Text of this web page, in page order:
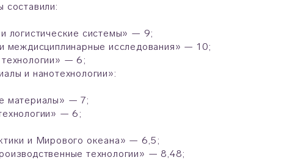
составили:
логистические системы» — 9;
междисциплинарные исследования» — 10;
— 6;
и нанотехнологии»:
материалы» — 7;
— 6;
и Мирового океана» — 6,5;
технологии» — 8,48;